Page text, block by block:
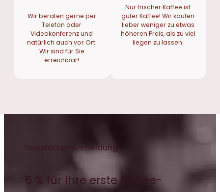
Wir beraten gerne per
Telefon oder
Videokonferenz und
natürlich auch vor Ort.
Wir sind für Sie
erreichbar!
Nur frischer Kaffee ist
guter Kaffee! Wir kaufen
lieber weniger zu etwas
höheren Preis, als zu viel
liegen zu lassen.
Newsletter-Anmeldung
5 % für Ihre erste Kaffee-